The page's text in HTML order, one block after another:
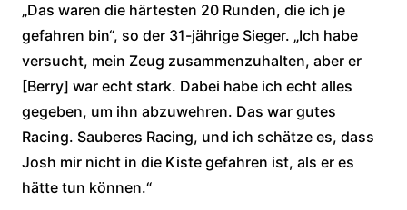
„Das waren die härtesten 20 Runden, die ich je
gefahren bin“, so der 31-jährige Sieger. „Ich habe
versucht, mein Zeug zusammenzuhalten, aber er
[Berry] war echt stark. Dabei habe ich echt alles
gegeben, um ihn abzuwehren. Das war gutes
Racing. Sauberes Racing, und ich schätze es, dass
Josh mir nicht in die Kiste gefahren ist, als er es
hätte tun können.“